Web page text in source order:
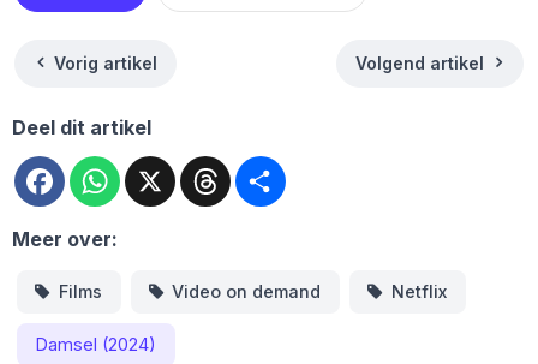
Vorig artikel Volgend artikel
Deel dit artikel
FacebookWhatsApp
X Threads
Meer over:
Films Video on demand Netflix
Damsel (2024)